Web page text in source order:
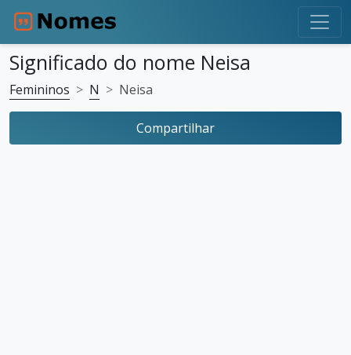
Significado do nome Neisa
Femininos N Neisa
Compartilhar